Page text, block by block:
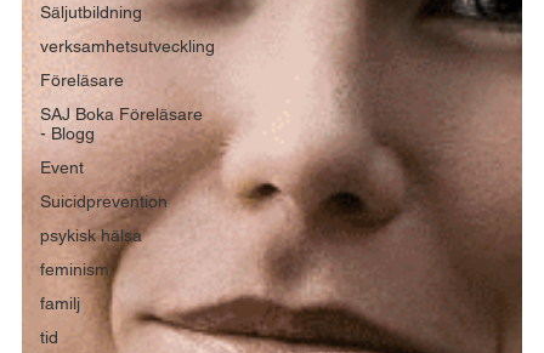
Säljutbildning
verksamhetsutveckling
Föreläsare
SAJ Boka Föreläsare
- Blogg
Event
Suicidprevention
psykisk hälsa
feminism
familj
tid